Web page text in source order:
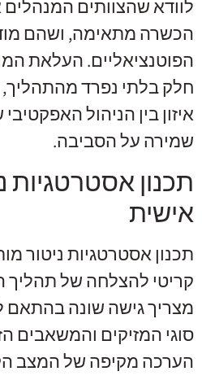
לוודא שהצוותים המנהלים
הכשרה מתאימה, ושהם
הפוטנציאליים. העלאת
חלק בלתי נפרד
איזון בין הניהול
שמירה על הסביבה.
תכנון אסטרטגיות
אישית
תכנון אסטרטגיות ניטור
קריטי להצלחה של תהליך
מצריך גישה שונה בהתאם
סוגי המזיקים והמשאבים
הערכה מקיפה של המצב